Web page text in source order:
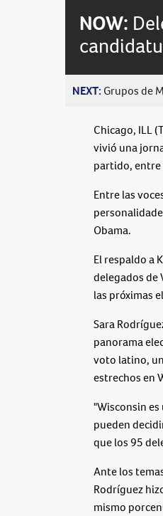
NOW:
NEXT: Grupos de
Chicago, ILL
vivió una
partido, entre
Entre las
Obama.
El respaldo a
delegados de
las próximas
Sara
panorama
voto latino,
estrechos en
"Wisconsin
pueden
que los 95
Ante los
Rodríguez
mismo